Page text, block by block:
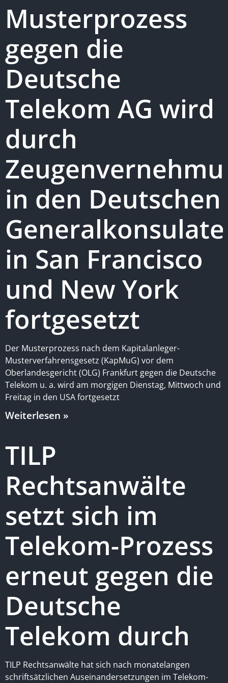
Musterprozess
gegen die
Deutsche
Telekom AG wird
durch
in den Deutschen
in San Francisco
und New York
fortgesetzt
Der Musterprozess nach dem Kapitalanleger-
Musterverfahrensgesetz (KapMuG) vor dem
Oberlandesgericht (OLG) Frankfurt gegen die Deutsche
Telekom u. a. wird am morgigen Dienstag, Mittwoch und
Freitag in den USA fortgesetzt
Weiterlesen »
TILP
Rechtsanwälte
setzt sich im
Telekom-Prozess
erneut gegen die
Deutsche
Telekom durch
TILP Rechtsanwälte hat sich nach monatelangen
schriftsätzlichen Auseinandersetzungen im Telekom-